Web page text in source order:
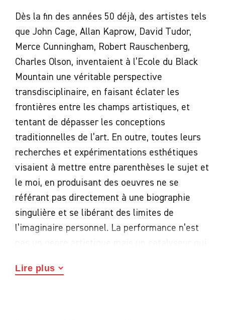
Dès la fin des années 50 déjà, des artistes tels
que John Cage, Allan Kaprow, David Tudor,
Merce Cunningham, Robert Rauschenberg,
Charles Olson, inventaient à l’Ecole du Black
Mountain une véritable perspective
transdisciplinaire, en faisant éclater les
frontières entre les champs artistiques, et
tentant de dépasser les conceptions
traditionnelles de l’art. En outre, toutes leurs
recherches et expérimentations esthétiques
visaient à mettre entre parenthèses le sujet et
le moi, en produisant des oeuvres ne se
référant pas directement à une biographie
singulière et se libérant des limites de
l’imaginaire personnel. La performance n’est
contemporaine conçue dans son contexte
Lire plus